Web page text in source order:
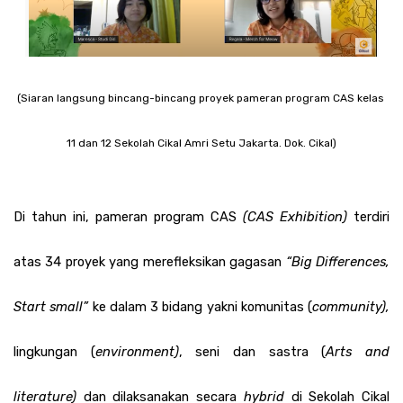
(Siaran langsung bincang-bincang proyek pameran program CAS kelas
11 dan 12 Sekolah Cikal Amri Setu Jakarta. Dok. Cikal)
Di tahun ini, pameran program CAS (CAS Exhibition) terdiri
atas 34 proyek yang merefleksikan gagasan “Big Differences,
Start small” ke dalam 3 bidang yakni komunitas (
lingkungan (environment), seni dan sastra (Arts and
literature) dan dilaksanakan secara hybrid di Sekolah Cikal